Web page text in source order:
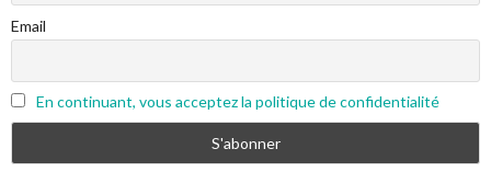
Email
En continuant, vous acceptez la politique de confidentialité